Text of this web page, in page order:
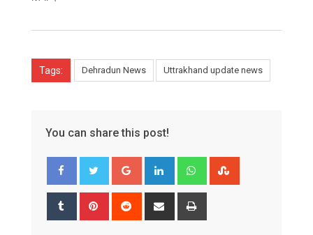
Tags: Dehradun News Uttrakhand update news
You can share this post!
Google+ LinkedIn Whatsapp
Tumblr Pinterest Reddit
Share